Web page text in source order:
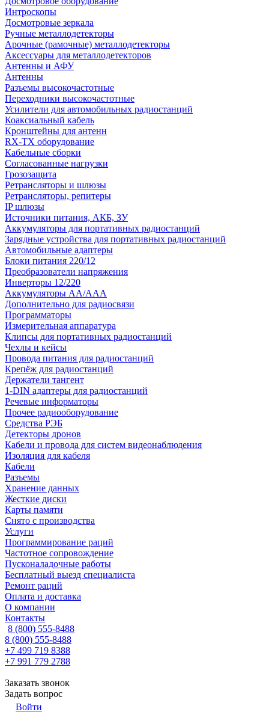
Интроскопы
Досмотровые зеркала
Ручные металлодетекторы
Арочные (рамочные) металлодетекторы
Аксессуары для металлодетекторов
Антенны и АФУ
Антенны
Разъемы высокочастотные
Переходники высокочастотные
Усилители для автомобильных радиостанций
Коаксиальный кабель
Кронштейны для антенн
RX-TX оборудование
Кабельные сборки
Согласованные нагрузки
Грозозащита
Ретрансляторы и шлюзы
Ретрансляторы, репитеры
IP шлюзы
Источники питания, АКБ, ЗУ
Аккумуляторы для портативных радиостанций
Зарядные устройства для портативных радиостанций
Автомобильные адаптеры
Блоки питания 220/12
Преобразователи напряжения
Инверторы 12/220
Аккумуляторы АА/ААА
Дополнительно для радиосвязи
Программаторы
Измерительная аппаратура
Клипсы для портативных радиостанций
Чехлы и кейсы
Провода питания для радиостанций
Крепёж для радиостанций
Держатели тангент
1-DIN адаптеры для радиостанций
Речевые информаторы
Прочее радиооборудование
Средства РЭБ
Детекторы дронов
Кабели и провода для систем видеонаблюдения
Изоляция для кабеля
Кабели
Разъемы
Хранение данных
Жесткие диски
Карты памяти
Снято с производства
Услуги
Программирование раций
Частотное сопровождение
Пусконаладочные работы
Бесплатный выезд специалиста
Ремонт раций
Оплата и доставка
О компании
Контакты
8 (800) 555-8488
8 (800) 555-8488
+7 499 719 8388
+7 991 779 2788
Заказать звонок
Задать вопрос
Войти